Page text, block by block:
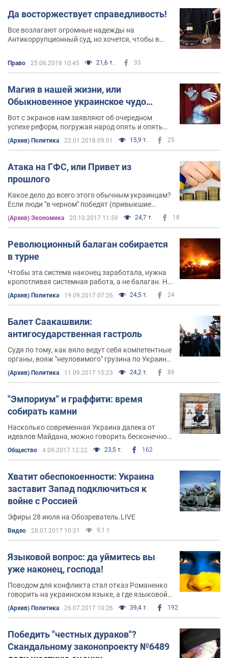
Да восторжествует справедливость!
Все возлагают огромные надежды на
Антикоррупционный суд, но хочется, чтобы в
систему правосудия в целом, а не только лишь в
отдельно созданном органе
Право 25.06.2018 10:45 21,6 т. 33
Магия в нашей жизни, или
Обыкновенное украинское чудо…
Вот с экранов нам заявляют об очередном
успехе реформ, погружая народ опять и опять
читать мантры. И опять по кругу и опять все
верят в чудо, магию и волшебство
(Архив) Политика 22.01.2018 09:01 15,9 т. 25
Атака на ГФС, или Привет из
прошлого
Какое дело до всего этого обычным украинцам?
Если люди "в черном" победят (привыкшие
работать по теневым схемам), то финансовую
систему Украины 100% оседлают "гопники"
(Архив) Экономика 20.10.2017 11:59 24,7 т. 18
Революционный балаган собирается
в турне
Чтобы эта система наконец заработала, нужна
кропотливая системная работа, а не балаган. Но
видимо, работать Саакашвили недосуг
(Архив) Политика 19.09.2017 07:26 24,5 т. 24
Балет Саакашвили:
антигосударственная гастроль
Судя по тому, как вяло ведут себя компетентные
органы, вояж "неуловимого" грузина по Украине
(Архив) Политика 11.09.2017 15:23 24,2 т. 89
"Эмпориум" и граффити: время
собирать камни
Насколько современная Украина далека от
идеалов Майдана, можно говорить бесконечно.
И те, кто жёг шины у дверей "Эмпориума", это
прекрасно понимают
Общество 4.09.2017 12:22 23,5 т. 162
Хватит обеспокоенности: Украина
заставит Запад подключиться к
войне с Россией
Эфиры 28 июля на Обозреватель.LIVE
Видео 28.07.2017 10:31 9,1 т.
Языковой вопрос: да уймитесь вы
уже наконец, господа!
Поводом для конфликта стал отказ Романенко
говорить на украинском языке, а где языковой
(Архив) Политика 26.07.2017 10:26 39,4 т. 192
Победить "честных дураков"?
Скандальному законопроекту №6489